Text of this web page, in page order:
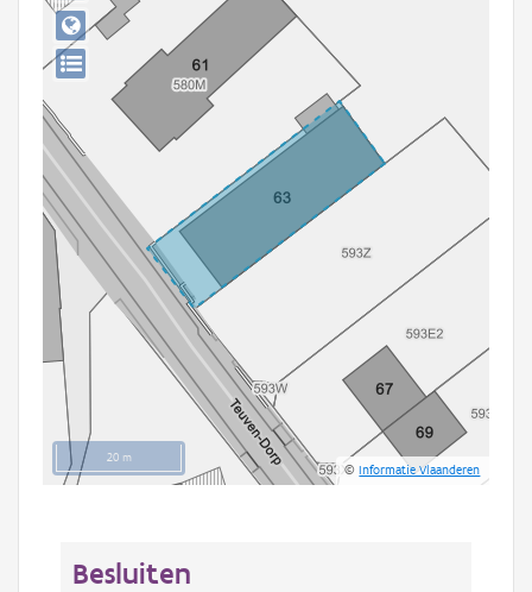
Hergebruik
20 m
©Informatie Vlaanderen
Besluiten